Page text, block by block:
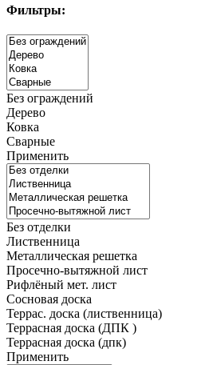
Фильтры:
Без ограждений
Дерево
Ковка
Сварные
Применить
Без отделки
Лиственница
Металлическая решетка
Просечно-вытяжной лист
Рифлёный мет. лист
Сосновая доска
Террас. доска (лиственница)
Террасная доска (ДПК )
Террасная доска (дпк)
Применить